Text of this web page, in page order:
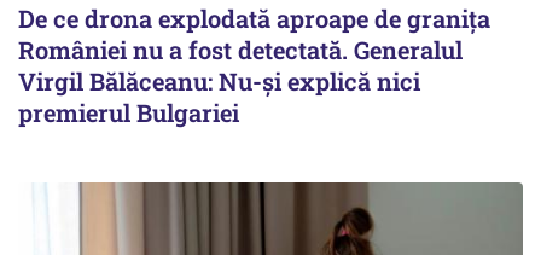
De ce drona explodată aproape de granița
României nu a fost detectată. Generalul
Virgil Bălăceanu: Nu-și explică nici
premierul Bulgariei